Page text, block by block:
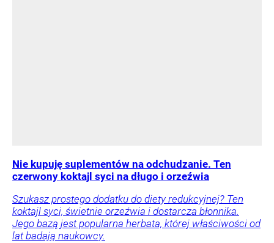
Nie kupuję suplementów na odchudzanie. Ten
czerwony koktajl syci na długo i orzeźwia
Szukasz prostego dodatku do diety redukcyjnej? Ten
koktajl syci, świetnie orzeźwia i dostarcza błonnika.
Jego bazą jest popularna herbata, której właściwości od
lat badają naukowcy.